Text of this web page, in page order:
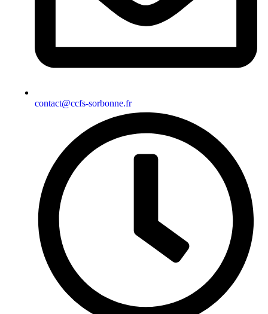
contact@ccfs-sorbonne.fr